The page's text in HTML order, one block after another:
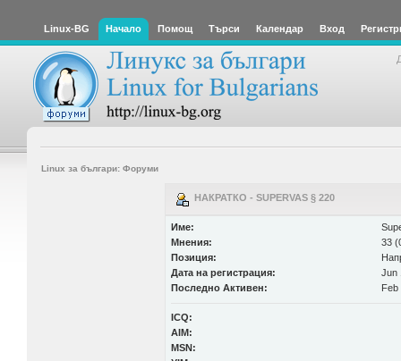
Linux-BG Начало Помощ Търси Календар Вход
Linux за българи: Форуми
НАКРАТКО - SUPERVAS § 220
Име:
Мнения:
33
Позиция:
Дата на регистрация:
Jun
Последно Активен:
Feb
ICQ:
AIM:
MSN: